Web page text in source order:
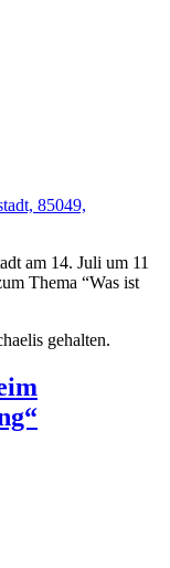
85049,
am 14. Juli um 11
Thema “Was ist
gehalten.